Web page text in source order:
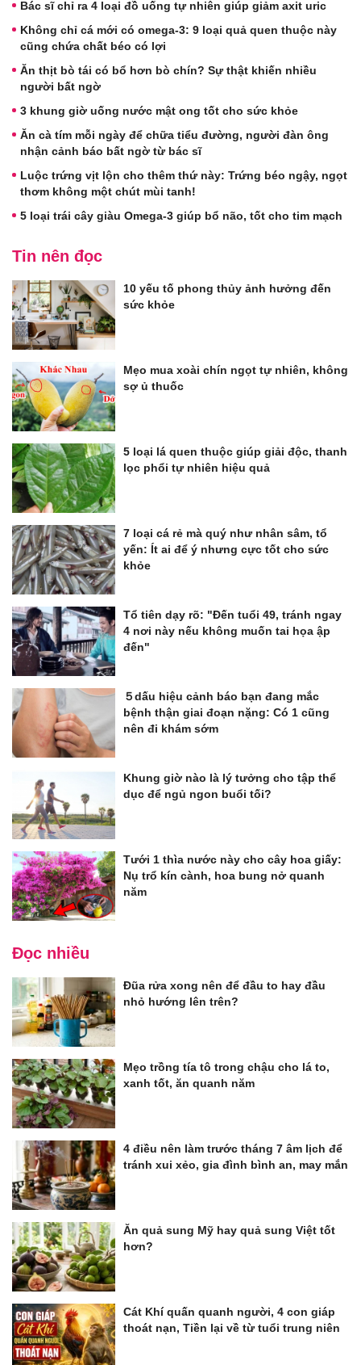
Bác sĩ chỉ ra 4 loại đồ uống tự nhiên giúp giảm axit uric
Không chỉ cá mới có omega-3: 9 loại quả quen thuộc này
cũng chứa chất béo có lợi
Ăn thịt bò tái có bổ hơn bò chín? Sự thật khiến nhiều
người bất ngờ
3 khung giờ uống nước mật ong tốt cho sức khỏe
Ăn cà tím mỗi ngày để chữa tiểu đường, người đàn ông
nhận cảnh báo bất ngờ từ bác sĩ
Luộc trứng vịt lộn cho thêm thứ này: Trứng béo ngậy, ngọt
thơm không một chút mùi tanh!
5 loại trái cây giàu Omega-3 giúp bổ não, tốt cho tim mạch
Tin nên đọc
10 yếu tố phong thủy ảnh hưởng đến
sức khỏe
Mẹo mua xoài chín ngọt tự nhiên, không
sợ ủ thuốc
5 loại lá quen thuộc giúp giải độc, thanh
lọc phổi tự nhiên hiệu quả
7 loại cá rẻ mà quý như nhân sâm, tổ
yến: Ít ai để ý nhưng cực tốt cho sức
khỏe
Tổ tiên dạy rõ: "Đến tuổi 49, tránh ngay
4 nơi này nếu không muốn tai họa ập
đến"
５dấu hiệu cảnh báo bạn đang mắc
bệnh thận giai đoạn nặng: Có 1 cũng
nên đi khám sớm
Khung giờ nào là lý tưởng cho tập thể
dục để ngủ ngon buổi tối?
Tưới 1 thìa nước này cho cây hoa giấy:
Nụ trổ kín cành, hoa bung nở quanh
năm
Đọc nhiều
Đũa rửa xong nên để đầu to hay đầu
nhỏ hướng lên trên?
Mẹo trồng tía tô trong chậu cho lá to,
xanh tốt, ăn quanh năm
4 điều nên làm trước tháng 7 âm lịch để
tránh xui xẻo, gia đình bình an, may mắn
Ăn quả sung Mỹ hay quả sung Việt tốt
hơn?
Cát Khí quấn quanh người, 4 con giáp
thoát nạn, Tiền lại về từ tuổi trung niên